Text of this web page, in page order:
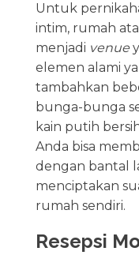
Untuk
intim, rumah
menjadi venue
elemen alami
tambahkan
bunga-bunga
kain putih
Anda bisa
dengan bantal
menciptakan
rumah sendiri.
Resepsi